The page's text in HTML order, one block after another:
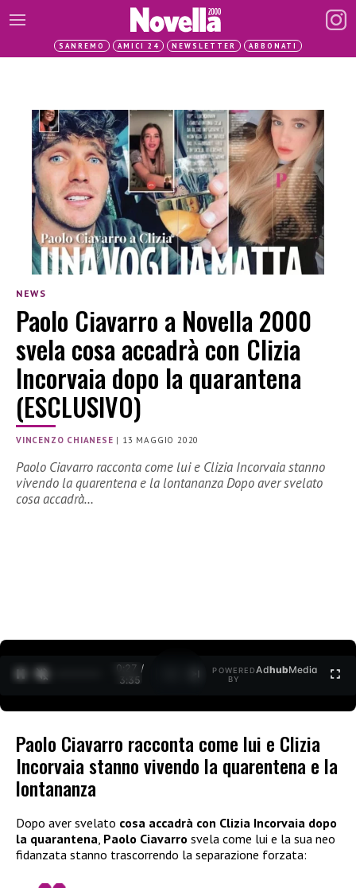
SANREMO AMICI 24 NEWSLETTER ABBONATI
NEWS
Paolo Ciavarro a Novella 2000
svela cosa accadrà con Clizia
Incorvaia dopo la quarantena
(ESCLUSIVO)
VINCENZO CHIANESE | 13 MAGGIO 2020
Paolo Ciavarro racconta come lui e Clizia Incorvaia stanno
vivendo la quarentena e la lontananza Dopo aver svelato
cosa accadrà…
0:27 /
3:35
POWERED
BY
AdhubMedia
Paolo Ciavarro racconta come lui e Clizia
Incorvaia stanno vivendo la quarentena e la
lontananza
Dopo aver svelato cosa accadrà con Clizia Incorvaia dopo
la quarantena, Paolo Ciavarro svela come lui e la sua neo
fidanzata stanno trascorrendo la separazione forzata: